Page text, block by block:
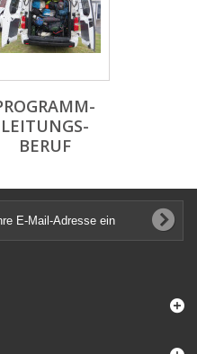
LEITUNGS-
BERUF